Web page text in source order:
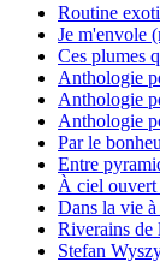
Routine
Je m'envole
Ces plumes
Anthologie
Anthologie
Anthologie
Par le
Entre
À ciel
Dans la vie
Riverains de
Stefan